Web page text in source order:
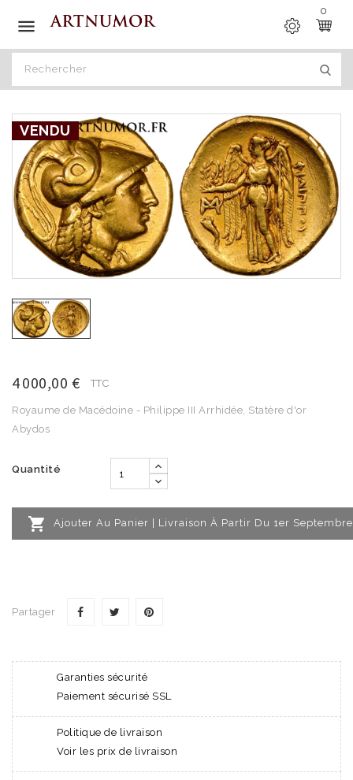

0
VENDU
4 000,00 € TTC
Royaume de Macédoine - Philippe III Arrhidée, Statère d'or
Abydos
Quantité
 Ajouter Au Panier | Livraison À Partir Du 1er Septembre
Partager
Garanties sécurité
Paiement sécurisé SSL
Politique de livraison
Voir les prix de livraison